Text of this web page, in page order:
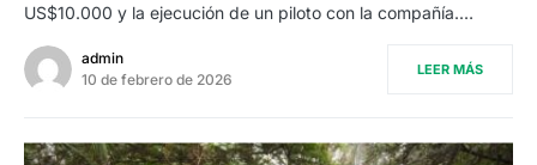
US$10.000 y la ejecución de un piloto con la compañía.…
admin
10 de febrero de 2026
LEER MÁS